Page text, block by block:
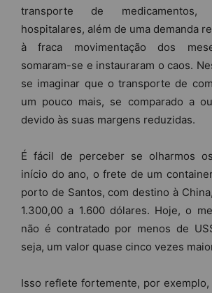
transporte de medicamentos,
hospitalares, além de uma demanda
à fraca movimentação dos
somaram-se e instauraram o caos.
se imaginar que o transporte de
um pouco mais, se comparado a
devido às suas margens reduzidas.
É fácil de perceber se olharmos
início do ano, o frete de um
porto de Santos, com destino à
1.300,00 a 1.600 dólares. Hoje, o
não é contratado por menos de
seja, um valor quase cinco vezes
Isso reflete fortemente, por exemplo,